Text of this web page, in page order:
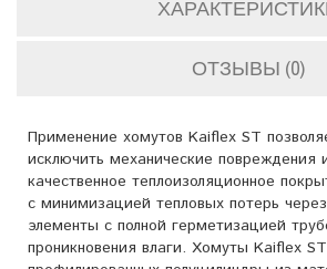
ОТЗЫВЫ (0)
Применение хомутов Kaiflex ST
исключить механические повреждения
качественное теплоизоляционное
с минимизацией тепловых потерь
элементы с полной герметизацией
проникновения влаги. Хомуты Kaiflex